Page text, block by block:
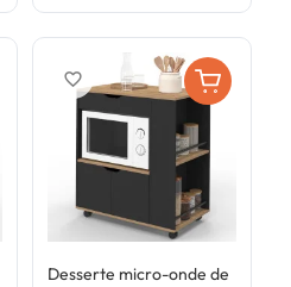
Desserte micro-onde de
favorite_border